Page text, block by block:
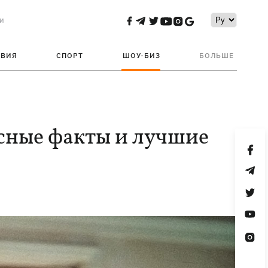
СПОРТ ШОУ-БИЗ БОЛЬШЕ
факты и лучшие